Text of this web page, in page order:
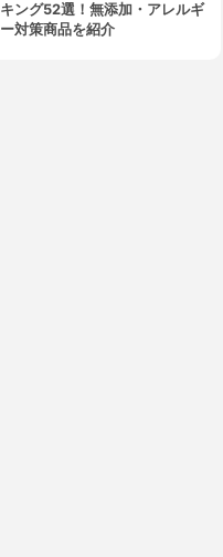
キング52選！無添加・アレルギ
ー対策商品を紹介